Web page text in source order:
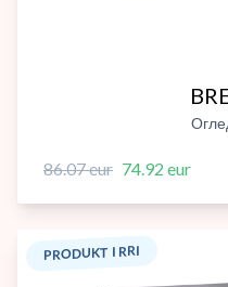
86.07 eur 74.92 eur
PRODUKT I RRI